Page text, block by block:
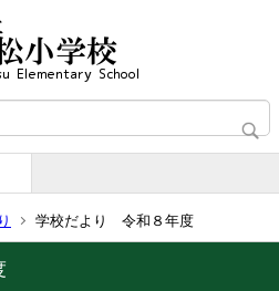
学校だより 令和８年度